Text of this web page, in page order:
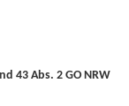
43 Abs. 2 GO NRW